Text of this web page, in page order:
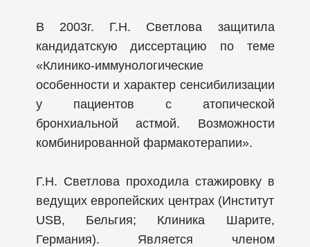
В 2003г. Г.Н. Светлова защитила
кандидатскую диссертацию по теме
«Клинико-иммунологические
особенности и характер сенсибилизации
у пациентов с атопической
бронхиальной астмой. Возможности
комбинированной фармакотерапии».
Г.Н. Светлова проходила стажировку в
ведущих европейских центрах (Институт
USB, Бельгия; Клиника Шарите,
Германия). Является членом